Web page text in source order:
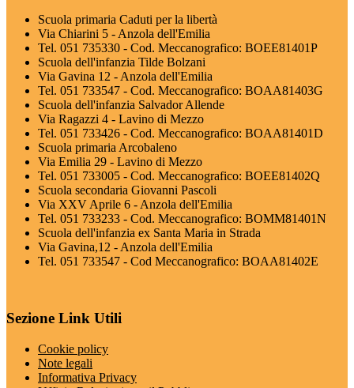
Scuola primaria Caduti per la libertà
Via Chiarini 5 - Anzola dell'Emilia
Tel. 051 735330 - Cod. Meccanografico: BOEE81401P
Scuola dell'infanzia Tilde Bolzani
Via Gavina 12 - Anzola dell'Emilia
Tel. 051 733547 - Cod. Meccanografico: BOAA81403G
Scuola dell'infanzia Salvador Allende
Via Ragazzi 4 - Lavino di Mezzo
Tel. 051 733426 - Cod. Meccanografico: BOAA81401D
Scuola primaria Arcobaleno
Via Emilia 29 - Lavino di Mezzo
Tel. 051 733005 - Cod. Meccanografico: BOEE81402Q
Scuola secondaria Giovanni Pascoli
Via XXV Aprile 6 - Anzola dell'Emilia
Tel. 051 733233 - Cod. Meccanografico: BOMM81401N
Scuola dell'infanzia ex Santa Maria in Strada
Via Gavina,12 - Anzola dell'Emilia
Tel. 051 733547 - Cod Meccanografico: BOAA81402E
Sezione Link Utili
Cookie policy
Note legali
Informativa Privacy